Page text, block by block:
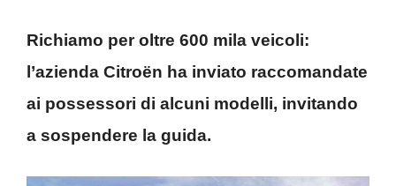
Richiamo per oltre 600 mila veicoli:
l’azienda Citroën ha inviato raccomandate
ai possessori di alcuni modelli, invitando
a sospendere la guida.